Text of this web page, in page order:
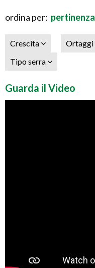
ordina per: pertinenza
Crescita Ortaggi
Tipo serra
Guarda il Video